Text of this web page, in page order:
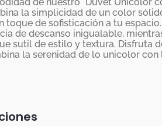
la simplicidad de un color
toque de sofisticación a tu
de descanso inigualable,
sutil de estilo y textura. Disfruta
la serenidad de lo unicolor